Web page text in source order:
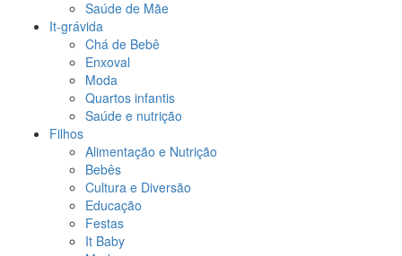
Saúde de Mãe
It-grávida
Chá de Bebê
Enxoval
Moda
Quartos infantis
Saúde e nutrição
Filhos
Alimentação e Nutrição
Bebês
Cultura e Diversão
Educação
Festas
It Baby